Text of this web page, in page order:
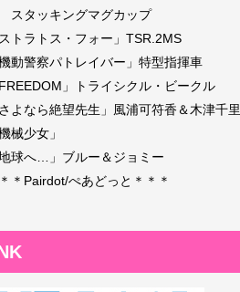
スタッキングマグカップ
ストラトス・フォー」TSR.2MS
機動警察パトレイバー」特型指揮車
FREEDOM」トライシクル・ビークル
さよなら絶望先生」風浦可符香＆木津千里
機械少女」
地球へ…」ブルー＆ジョミー
＊Pairdot/ぺあどっと＊＊＊